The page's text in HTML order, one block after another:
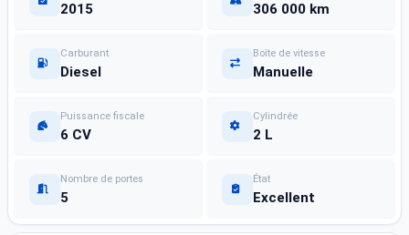
2015 306 000 km
Carburant
Diesel
Boîte de vitesse
Manuelle
Puissance fiscale
6 CV
Cylindrée
2 L
Nombre de portes
5
État
Excellent